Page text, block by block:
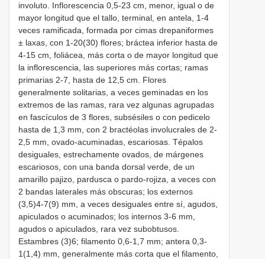
involuto. Inflorescencia 0,5-23 cm, menor, igual o de
mayor longitud que el tallo, terminal, en antela, 1-4
veces ramificada, formada por cimas drepaniformes
± laxas, con 1-20(30) flores; bráctea inferior hasta de
4-15 cm, foliácea, más corta o de mayor longitud que
la inflorescencia, las superiores más cortas; ramas
primarias 2-7, hasta de 12,5 cm. Flores
generalmente solitarias, a veces geminadas en los
extremos de las ramas, rara vez algunas agrupadas
en fascículos de 3 flores, subsésiles o con pedicelo
hasta de 1,3 mm, con 2 bractéolas involucrales de 2-
2,5 mm, ovado-acuminadas, escariosas. Tépalos
desiguales, estrechamente ovados, de márgenes
escariosos, con una banda dorsal verde, de un
amarillo pajizo, pardusca o pardo-rojiza, a veces con
2 bandas laterales más obscuras; los externos
(3,5)4-7(9) mm, a veces desiguales entre sí, agudos,
apiculados o acuminados; los internos 3-6 mm,
agudos o apiculados, rara vez subobtusos.
Estambres (3)6; filamento 0,6-1,7 mm; antera 0,3-
1(1,4) mm, generalmente más corta que el filamento,